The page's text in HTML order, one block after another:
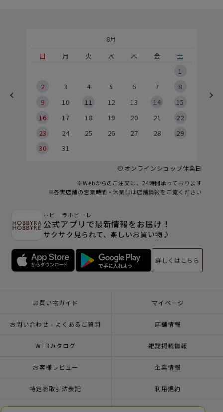
8月
日
月 火 水 木 金
土
1
2
3 4 5 6 7
8
9
10 11 12 13 14
15
16
17 18 19 20 21
22
23
24 25 26 27 28
29
30
31
オンラインショップ休業日
※Webからのご注文は、24時間承っております
※各実店舗の営業時間・休業日は店舗情報をご覧ください
ホビーラホビーレ
公式アプリで最新情報をお届け！
サクサク見られて、楽しいお買い物♪
詳しくはこちら
お買い物ガイド マイページ
お問い合わせ - よくあるご質問 店舗情報
WEBカタログ 雑誌掲載情報
お客様レビュー 企業情報
特定商取引法表記 利用規約
一緒に働こう♪求人情報